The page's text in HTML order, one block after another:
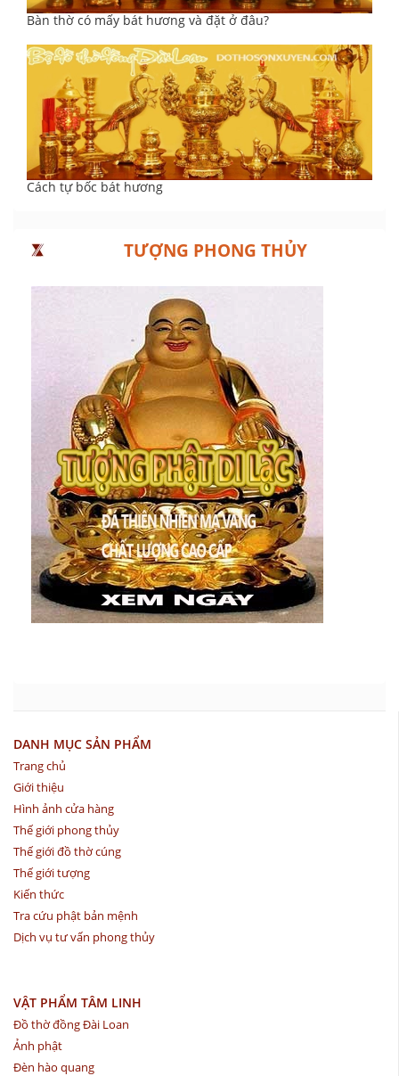
Bàn thờ có mấy bát hương và đặt ở đâu?
Cách tự bốc bát hương
TƯỢNG PHONG THỦY
DANH MỤC SẢN PHẨM
Trang chủ
Giới thiệu
Hình ảnh cửa hàng
Thế giới phong thủy
Thế giới đồ thờ cúng
Thế giới tượng
Kiến thức
Tra cứu phật bản mệnh
Dịch vụ tư vấn phong thủy
VẬT PHẨM TÂM LINH
Đồ thờ đồng Đài Loan
Ảnh phật
Đèn hào quang